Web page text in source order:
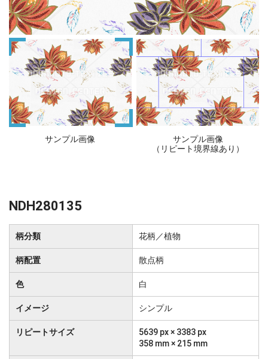
サンプル画像
サンプル画像
（リピート境界線あり）
NDH280135
柄分類 花柄／植物
柄配置 散点柄
色 白
イメージ シンプル
リピートサイズ
5639 px × 3383 px
358 mm × 215 mm